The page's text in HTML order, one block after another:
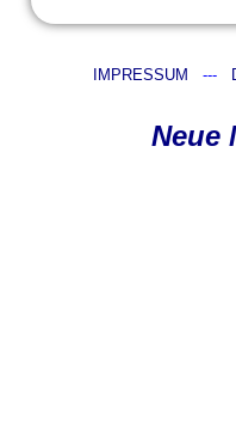
IMPRESSUM ---
Neue